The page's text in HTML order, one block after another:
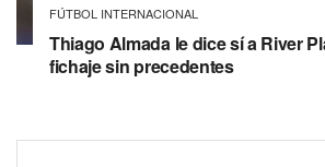
FÚTBOL INTERNACIONAL
Thiago Almada le dice sí a River
fichaje sin precedentes